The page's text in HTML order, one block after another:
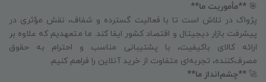
🎯 **مأموریت ما**
پژواک در تلاش است تا با فعالیت گسترده و شفاف، نقش مؤثری در
پیشرفت بازار دیجیتال و اقتصاد کشور ایفا کند. ما متعهدیم که علاوه بر
ارائه کالای باکیفیت، با پشتیبانی مناسب و احترام به حقوق
مصرف‌کننده، تجربه‌ای متفاوت از خرید آنلاین را فراهم کنیم.
🚀 **چشم‌انداز ما**